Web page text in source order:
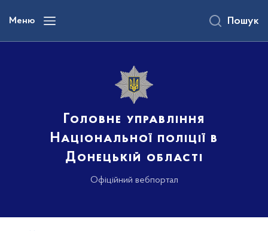
вмісту
Меню
Головне управління
Національної поліції в
Донецькій області
Офіційний вебпортал
Пошук